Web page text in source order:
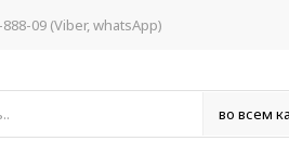
09 (Viber, whatsApp)